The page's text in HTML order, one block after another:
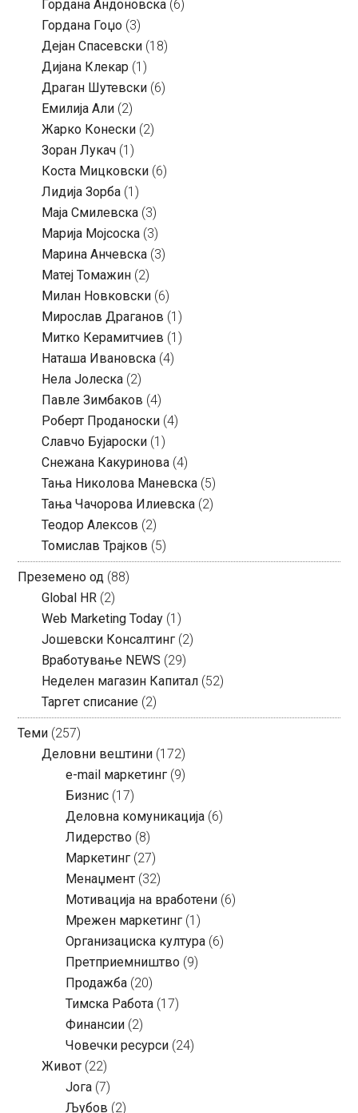
Гордана Андоновска (6)
Гордана Гоџо (3)
Дејан Спасевски (18)
Дијана Клекар (1)
Драган Шутевски (6)
Емилија Али (2)
Жарко Конески (2)
Зоран Лукач (1)
Коста Мицковски (6)
Лидија Зорба (1)
Маја Смилевска (3)
Марија Мојсоска (3)
Марина Анчевска (3)
Матеј Томажин (2)
Милан Новковски (6)
Мирослав Драганов (1)
Митко Керамитчиев (1)
Наташа Ивановска (4)
Нела Јолеска (2)
Павле Зимбаков (4)
Роберт Проданоски (4)
Славчо Бујароски (1)
Снежана Какуринова (4)
Тања Николова Маневска (5)
Тања Чачорова Илиевска (2)
Теодор Алексов (2)
Томислав Трајков (5)
Преземено од (88)
Global HR (2)
Web Marketing Today (1)
Јошевски Консалтинг (2)
Вработување NEWS (29)
Неделен магазин Капитал (52)
Таргет списание (2)
Теми (257)
Деловни вештини (172)
e-mail маркетинг (9)
Бизнис (17)
Деловна комуникација (6)
Лидерство (8)
Маркетинг (27)
Менаџмент (32)
Мотивација на вработени (6)
Мрежен маркетинг (1)
Организациска култура (6)
Претприемништво (9)
Продажба (20)
Тимска Работа (17)
Финансии (2)
Човечки ресурси (24)
Живот (22)
Јога (7)
Љубов (2)